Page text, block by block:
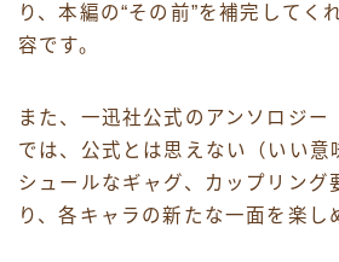
り、本編の“その前”を補完してく
容です。
また、一迅社公式のアンソロジー
では、公式とは思えない（いい意
シュールなギャグ、カップリング
り、各キャラの新たな一面を楽し